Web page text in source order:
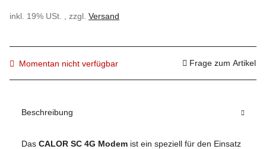
inkl. 19% USt. , zzgl. Versand
Momentan nicht verfügbar Frage zum Artikel
Beschreibung
Das CALOR SC 4G Modem ist ein speziell für den Einsatz